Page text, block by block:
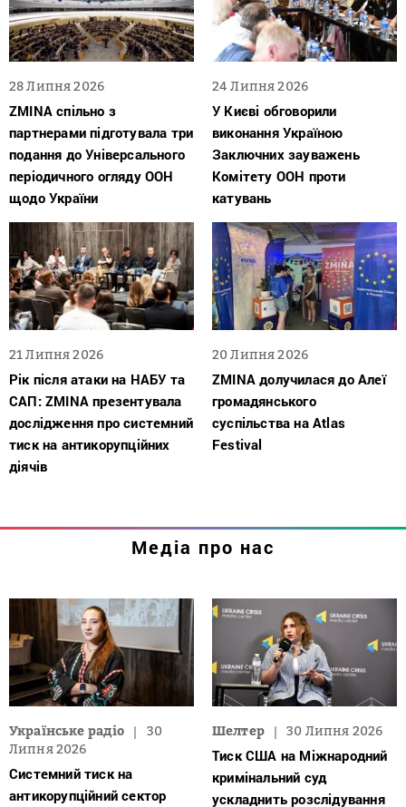
28 Липня 2026
ZMINA спільно з
партнерами підготувала три
подання до Універсального
періодичного огляду ООН
щодо України
24 Липня 2026
У Києві обговорили
виконання Україною
Заключних зауважень
Комітету ООН проти
катувань
21 Липня 2026
Рік після атаки на НАБУ та
САП: ZMINA презентувала
дослідження про системний
тиск на антикорупційних
діячів
20 Липня 2026
ZMINA долучилася до Алеї
громадянського
суспільства на Atlas
Festival
Медіа про нас
Українське радіо
30
Липня 2026
Системний тиск на
антикорупційний сектор
Шелтер 30 Липня 2026
Тиск США на Міжнародний
кримінальний суд
ускладнить розслідування